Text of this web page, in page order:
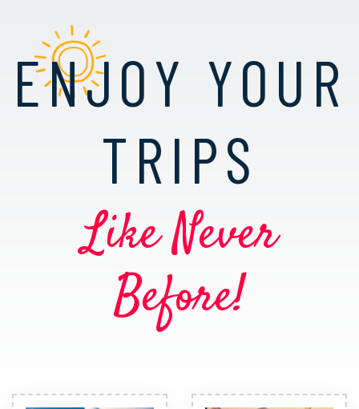
ENJOY YOUR
TRIPS
Like Never
Before!